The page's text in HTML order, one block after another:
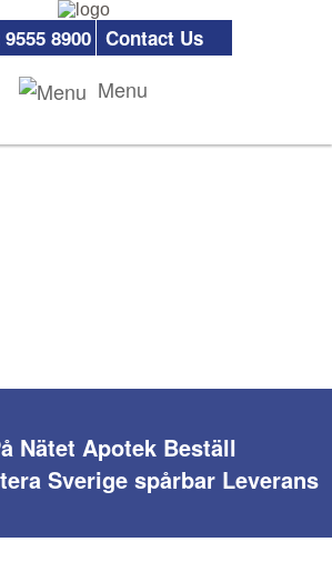
9555 8900 Contact Us
Menu
Nätet Apotek Beställ
Sverige spårbar Leverans